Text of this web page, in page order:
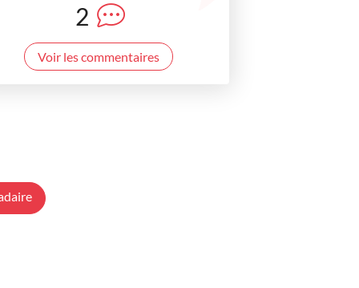
2
Voir les commentaires